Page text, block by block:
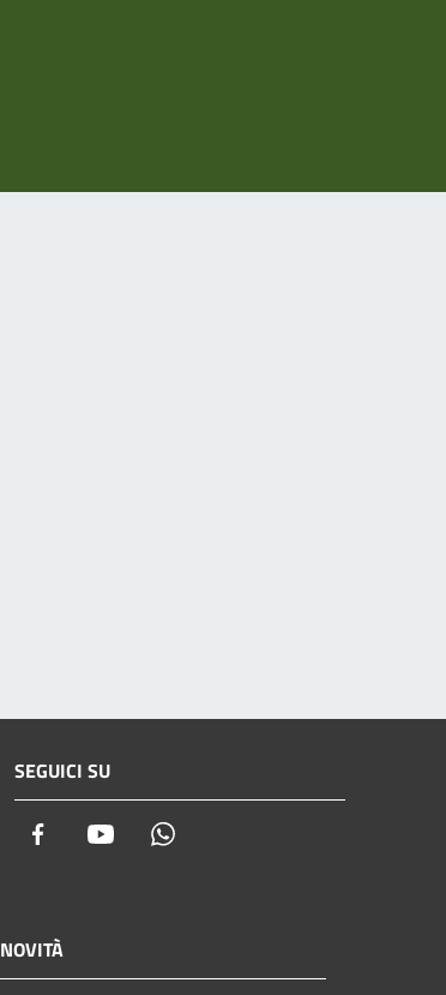
SEGUICI SU
Facebook Youtube
NOVITÀ